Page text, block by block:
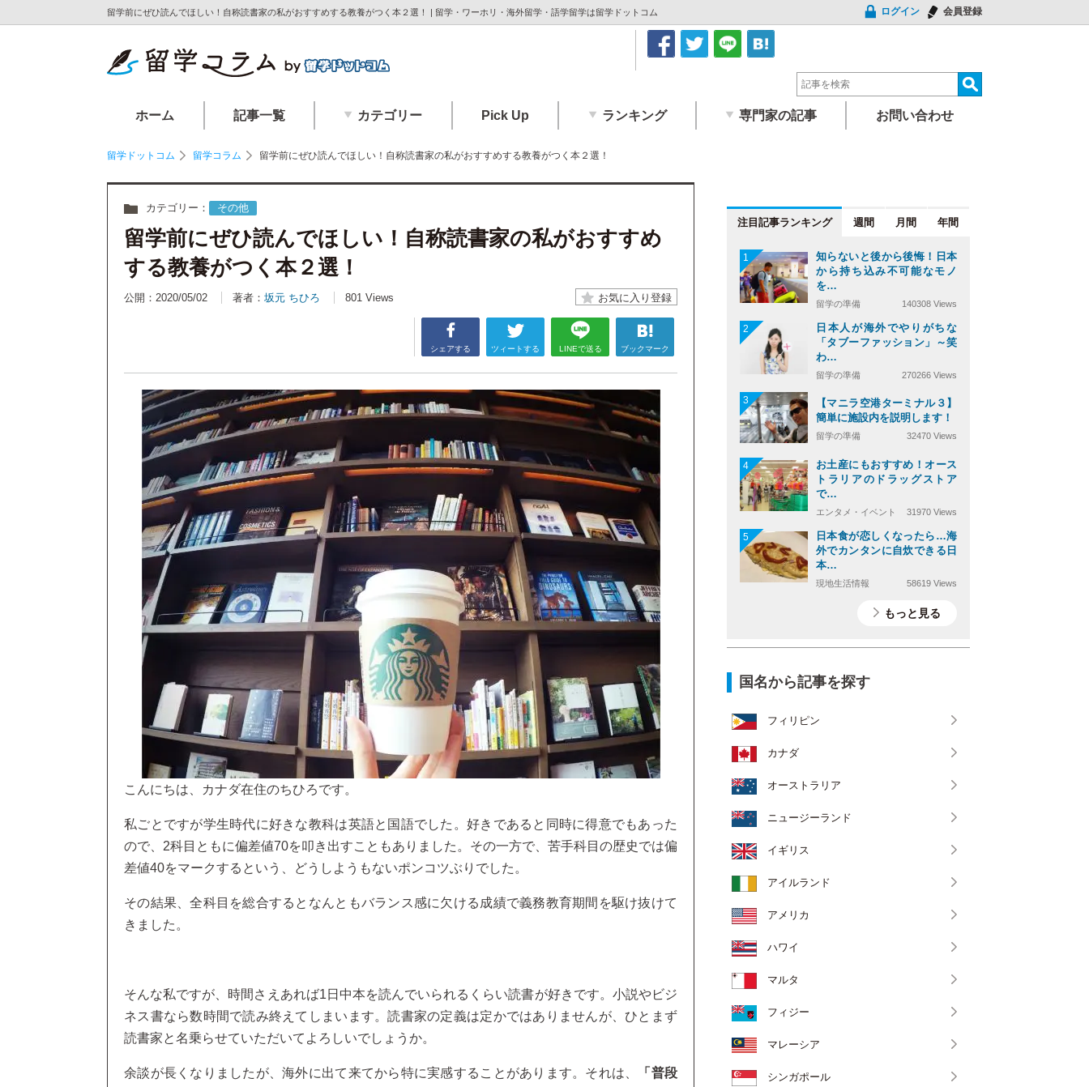
留学前にぜひ読んでほしい！自称読書家の私がおすすめする教養がつく本２選！ | 留学・ワーホリ・海外留学・語学留学は留学ドットコム ログイン 会員登録
ホーム 記事一覧 カテゴリー Pick Up ランキング 専門家の記事 お問い合わせ
留学ドットコム 留学コラム 留学前にぜひ読んでほしい！自称読書家の私がおすすめする教養がつく本２選！
カテゴリー： その他
留学前にぜひ読んでほしい！自称読書家の私がおすすめ
する教養がつく本２選！
公開：2020/05/02 著者： 坂元 ちひろ 801 Views
シェアする ツィートする LINEで送る ブックマーク
こんにちは、カナダ在住のちひろです。
私ごとですが学生時代に好きな教科は英語と国語でした。好きであると同時に得意でもあった
ので、2科目ともに偏差値70を叩き出すこともありました。その一方で、苦手科目の歴史では偏
差値40をマークするという、どうしようもないポンコツぶりでした。
その結果、全科目を総合するとなんともバランス感に欠ける成績で義務教育期間を駆け抜けて
きました。
そんな私ですが、時間さえあれば1日中本を読んでいられるくらい読書が好きです。小説やビジ
ネス書なら数時間で読み終えてしまいます。読書家の定義は定かではありませんが、ひとまず
読書家と名乗らせていただいてよろしいでしょうか。
余談が長くなりましたが、海外に出て来てから特に実感することがあります。それは、
「普段
注目記事 週間 月間 年間
1
知らないと後から後悔！日本
から持ち込み不可能なモノ
を…
留学の準備 140308 Views
2
日本人が海外でやりがちな
「タブーファッション」～笑
わ…
留学の準備 270266 Views
3
【マニラ空港ターミナル３】
簡単に施設内を説明します！
留学の準備 32470 Views
4
お土産にもおすすめ！オース
トラリアのドラッグストア
で…
エンタメ・イベント 31970 Views
5
日本食が恋しくなったら…海
外でカンタンに自炊できる日
本…
現地生活情報 58619 Views
もっと見る
国名から記事を探す
フィリピン
カナダ
オーストラリア
ニュージーランド
イギリス
アイルランド
アメリカ
ハワイ
マルタ
フィジー
マレーシア
シンガポール